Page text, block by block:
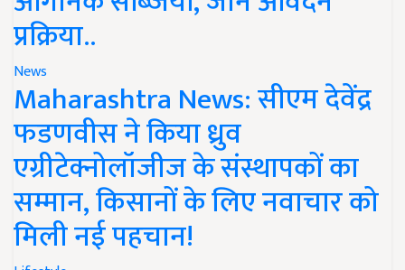
प्रक्रिया..
News
Maharashtra News: सीएम देवेंद्र
फडणवीस ने किया ध्रुव
एग्रीटेक्नोलॉजीज के संस्थापकों का
सम्मान, किसानों के लिए नवाचार को
मिली नई पहचान!